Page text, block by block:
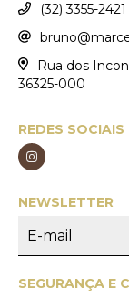
(32) 3355-2421
Rua dos
36325-000
REDES SOCIAIS
NEWSLETTER
SEGURANÇA E